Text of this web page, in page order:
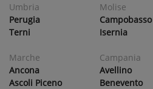
Umbria
Perugia
Terni
Marche
Ancona
Ascoli Piceno
Molise
Campobasso
Isernia
Campania
Avellino
Benevento